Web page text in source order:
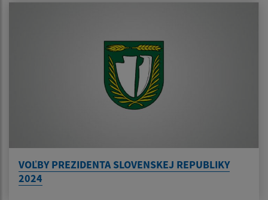
VOĽBY PREZIDENTA SLOVENSKEJ REPUBLIKY
2024